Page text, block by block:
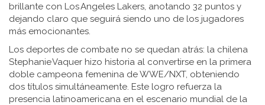
brillante con Los Angeles Lakers, anotando 32 puntos y
dejando claro que seguirá siendo uno de los jugadores
más emocionantes.
Los deportes de combate no se quedan atrás: la chilena
Stephanie Vaquer hizo historia al convertirse en la primera
doble campeona femenina de WWE/NXT, obteniendo
dos títulos simultáneamente. Este logro refuerza la
presencia latinoamericana en el escenario mundial de la